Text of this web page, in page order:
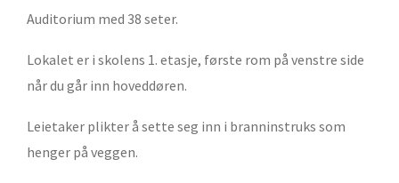
Auditorium med 38 seter.
Lokalet er i skolens 1. etasje, første rom på venstre side
når du går inn hoveddøren.
Leietaker plikter å sette seg inn i branninstruks som
henger på veggen.